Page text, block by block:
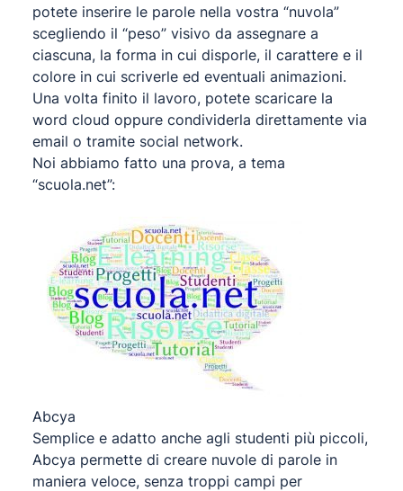
potete inserire le parole nella vostra “nuvola”
scegliendo il “peso” visivo da assegnare a
ciascuna, la forma in cui disporle, il carattere e il
colore in cui scriverle ed eventuali animazioni.
Una volta finito il lavoro, potete scaricare la
word cloud oppure condividerla direttamente via
email o tramite social network.
Noi abbiamo fatto una prova, a tema
“scuola.net”:
Abcya
Semplice e adatto anche agli studenti più piccoli,
Abcya permette di creare nuvole di parole in
maniera veloce, senza troppi campi per